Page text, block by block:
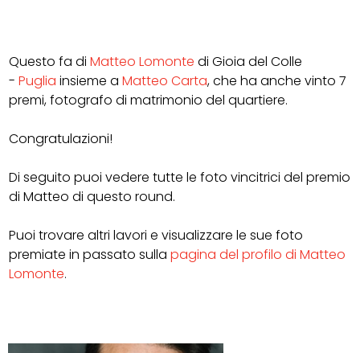
Questo fa di Matteo Lomonte di Gioia del Colle
- Puglia insieme a Matteo Carta, che ha anche vinto 7
premi, fotografo di matrimonio del quartiere.
Congratulazioni!
Di seguito puoi vedere tutte le foto vincitrici del premio
di Matteo di questo round.
Puoi trovare altri lavori e visualizzare le sue foto
premiate in passato sulla pagina del profilo di Matteo
Lomonte.